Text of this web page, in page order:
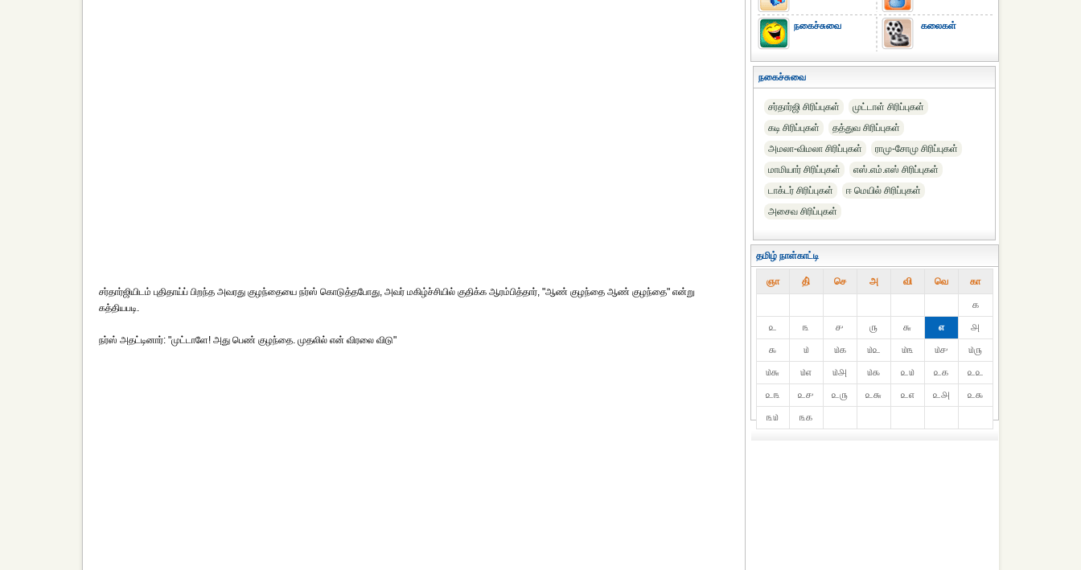
சர்தார்ஜியிடம் புதிதாய்ப் பிறந்த அவரது குழந்தையை நர்ஸ் கொடுத்தபோது, அவர் மகிழ்ச்சியில் குதிக்க ஆரம்பித்தார், "ஆண் குழந்தை ஆண் குழந்தை" என்று
கத்தியபடி.
நர்ஸ் அதட்டினார்: "முட்டாளே! அது பெண் குழந்தை. முதலில் என் விரலை விடு"
நகைச்சுவை கலைகள்
நகைச்சுவை
சர்தார்ஜி சிரிப்புகள்
முட்டாள் சிரிப்புகள்
கடி சிரிப்புகள்
தத்துவ சிரிப்புகள்
அமலா-விமலா சிரிப்புகள்
ராமு-சோமு சிரிப்புகள்
மாமியார் சிரிப்புகள்
எஸ்.எம்.எஸ் சிரிப்புகள்
டாக்டர் சிரிப்புகள்
ஈ மெயில் சிரிப்புகள்
அசைவ சிரிப்புகள்
தமிழ் நாள்காட்டி
ஞா தி் செ அ வி வெ கா
௧
௨
௩ ௪ ௫ ௬ ௭
௮
௯
௰ ௰௧ ௰௨ ௰௩ ௰௪
௰௫
௰௬
௰௭ ௰௮ ௰௯ ௨௰ ௨௧
௨௨
௨௩
௨௪ ௨௫ ௨௬ ௨௭ ௨௮
௨௯
௩௰
௩௧